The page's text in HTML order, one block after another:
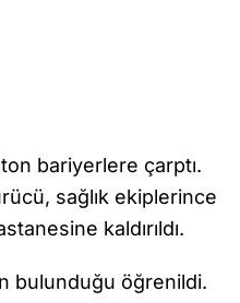
bariyerlere çarptı.
sağlık ekiplerince
kaldırıldı.
bulunduğu öğrenildi.